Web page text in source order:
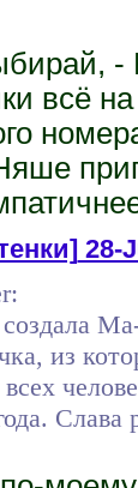
-
всё
28-
Ма-
из
всех
Слава